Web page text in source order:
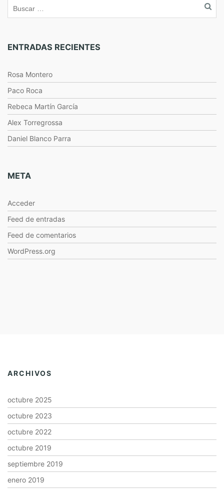
ENTRADAS RECIENTES
Rosa Montero
Paco Roca
Rebeca Martín García
Alex Torregrossa
Daniel Blanco Parra
META
Acceder
Feed de entradas
Feed de comentarios
WordPress.org
ARCHIVOS
octubre 2025
octubre 2023
octubre 2022
octubre 2019
septiembre 2019
enero 2019